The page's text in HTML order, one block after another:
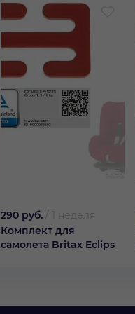
290 руб.
1 неделя
Комплект для
самолета Britax Eclips